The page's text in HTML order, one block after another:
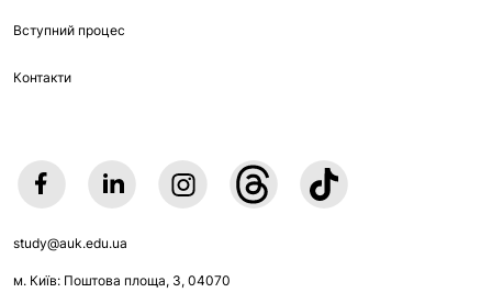
Вступний процес
Контакти
study@auk.edu.ua
м. Київ: Поштова площа, 3, 04070